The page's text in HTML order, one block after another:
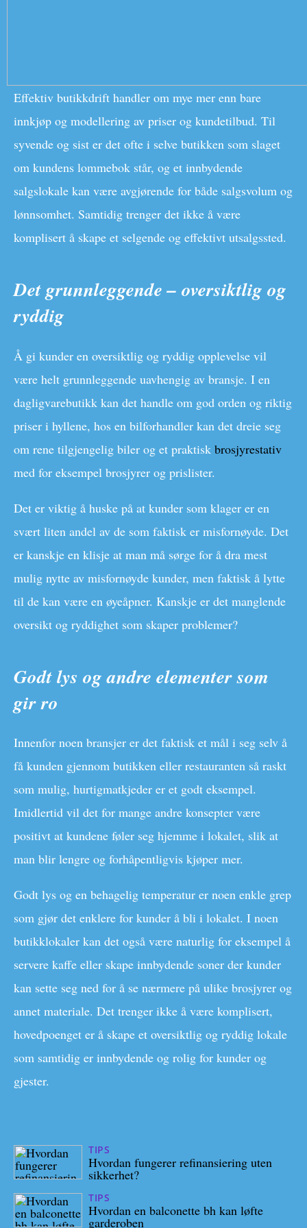
Effektiv butikkdrift handler om mye mer enn bare
innkjøp og modellering av priser og kundetilbud. Til
syvende og sist er det ofte i selve butikken som slaget
om kundens lommebok står, og et innbydende
salgslokale kan være avgjørende for både salgsvolum og
lønnsomhet. Samtidig trenger det ikke å være
komplisert å skape et selgende og effektivt utsalgssted.
Det grunnleggende – oversiktlig og
ryddig
Å gi kunder en oversiktlig og ryddig opplevelse vil
være helt grunnleggende uavhengig av bransje. I en
dagligvarebutikk kan det handle om god orden og riktig
priser i hyllene, hos en bilforhandler kan det dreie seg
om rene tilgjengelig biler og et praktisk brosjyrestativ
med for eksempel brosjyrer og prislister.
Det er viktig å huske på at kunder som klager er en
svært liten andel av de som faktisk er misfornøyde. Det
er kanskje en klisje at man må sørge for å dra mest
mulig nytte av misfornøyde kunder, men faktisk å lytte
til de kan være en øyeåpner. Kanskje er det manglende
oversikt og ryddighet som skaper problemer?
Godt lys og andre elementer som
gir ro
Innenfor noen bransjer er det faktisk et mål i seg selv å
få kunden gjennom butikken eller restauranten så raskt
som mulig, hurtigmatkjeder er et godt eksempel.
Imidlertid vil det for mange andre konsepter være
positivt at kundene føler seg hjemme i lokalet, slik at
man blir lengre og forhåpentligvis kjøper mer.
Godt lys og en behagelig temperatur er noen enkle grep
som gjør det enklere for kunder å bli i lokalet. I noen
butikklokaler kan det også være naturlig for eksempel å
servere kaffe eller skape innbydende soner der kunder
kan sette seg ned for å se nærmere på ulike brosjyrer og
annet materiale. Det trenger ikke å være komplisert,
hovedpoenget er å skape et oversiktlig og ryddig lokale
som samtidig er innbydende og rolig for kunder og
gjester.
TIPS
Hvordan fungerer refinansiering uten
sikkerhet?
TIPS
Hvordan en balconette bh kan løfte
garderoben